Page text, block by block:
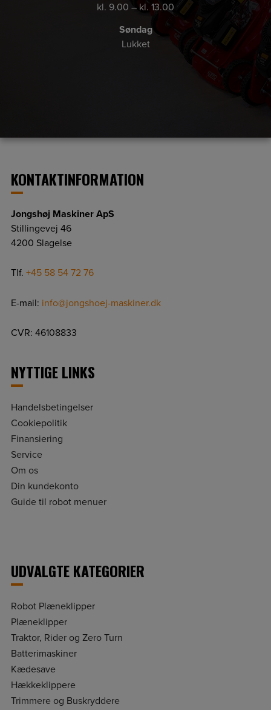
kl. 9.00 – kl. 13.00
Søndag
Lukket
KONTAKTINFORMATION
Jongshøj Maskiner ApS
Stillingevej 46
4200 Slagelse
Tlf. +45 58 54 72 76
E-mail: info@jongshoej-maskiner.dk
CVR: 46108833
NYTTIGE LINKS
Handelsbetingelser
Cookiepolitik
Finansiering
Service
Om os
Din kundekonto
Guide til robot menuer
UDVALGTE KATEGORIER
Robot Plæneklipper
Plæneklipper
Traktor, Rider og Zero Turn
Batterimaskiner
Kædesave
Hækkeklippere
Trimmere og Buskryddere